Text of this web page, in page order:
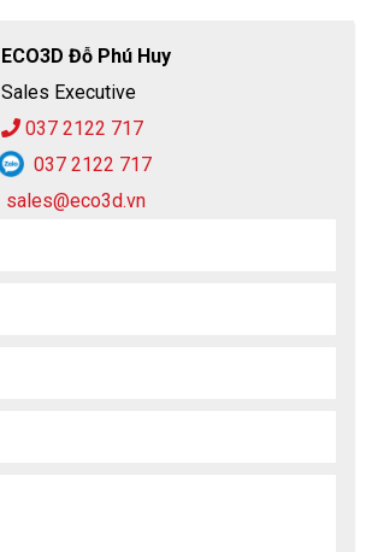
ECO3D Đỗ Phú Huy
Sales Executive
037 2122 717
037 2122 717
sales@eco3d.vn